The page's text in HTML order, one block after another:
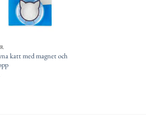
katt med magnet och